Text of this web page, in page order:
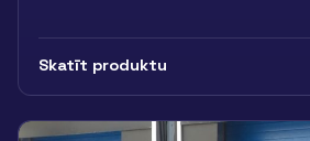
Skatīt produktu